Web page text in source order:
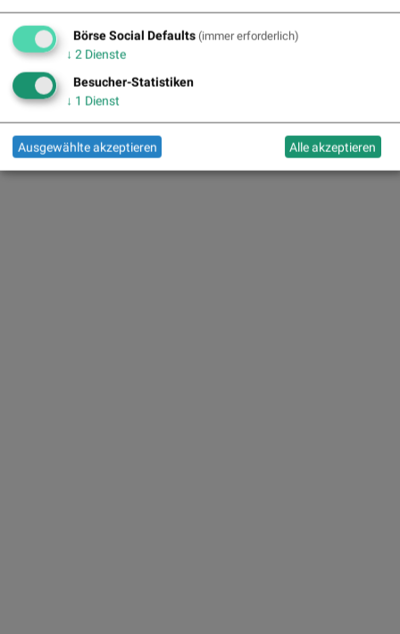
Börse Social Defaults (immer erforderlich)
↓ 2 Dienste
Besucher-Statistiken
↓ 1 Dienst
Ausgewählte akzeptieren Alle akzeptieren